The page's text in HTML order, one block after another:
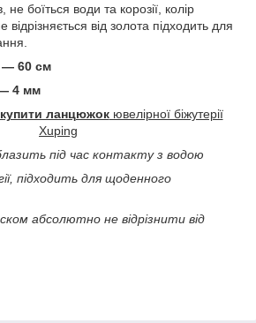
не боїться води та корозії, колір
відрізняється від золота підходить для
— 60 см
4 мм
купити ланцюжокювелірної біжутерії
Xuping
під час контакту з водою
підходить для щоденного
абсолютно не відрізнити від